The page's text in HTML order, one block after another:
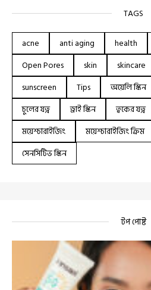
TAGS
acne anti aging health
Open Pores
skin skincare
sunscreen
Tips অয়েলি স্কিন
চুলের যত্ন
ড্রাই স্কিন ত্বকের যত্ন
ময়েশ্চারাইজিং
ময়েশ্চারাইজিং ক্রিম
সেনসিটিভ স্কিন
টপ পোষ্ট